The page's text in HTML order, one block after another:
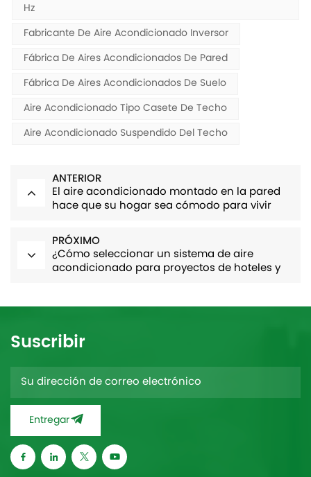
Hz
Fabricante De Aire Acondicionado Inversor
Fábrica De Aires Acondicionados De Pared
Fábrica De Aires Acondicionados De Suelo
Aire Acondicionado Tipo Casete De Techo
Aire Acondicionado Suspendido Del Techo
ANTERIOR
El aire acondicionado montado en la pared
hace que su hogar sea cómodo para vivir
PRÓXIMO
¿Cómo seleccionar un sistema de aire
acondicionado para proyectos de hoteles y
Suscribir
Entregar